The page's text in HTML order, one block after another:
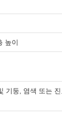
높이
기둥, 염색 또는